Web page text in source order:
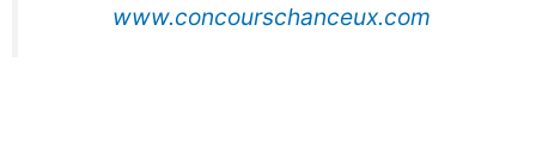
www.concourschanceux.com